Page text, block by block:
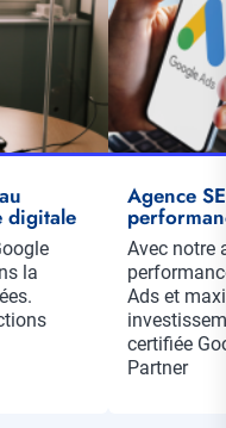
digitale
la
Agence
Résumé
Avec notre
Ads et
certifiée
Partner